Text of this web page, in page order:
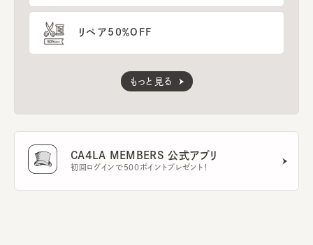
リペア50％OFF
もっと見る
CA4LA MEMBERS 公式アプリ
初回ログインで500ポイントプレゼント！